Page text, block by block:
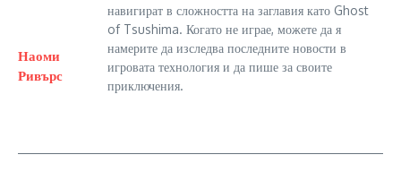
Наоми
Ривърс
навигират в сложността на заглавия като Ghost
of Tsushima. Когато не играе, можете да я
намерите да изследва последните новости в
игровата технология и да пише за своите
приключения.